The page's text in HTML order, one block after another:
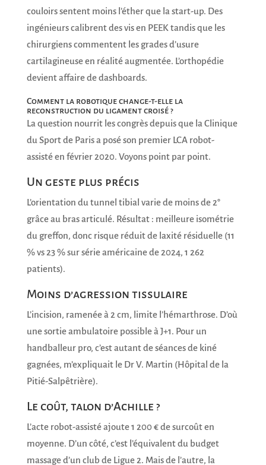
couloirs sentent moins l’éther que la start-up. Des
ingénieurs calibrent des vis en PEEK tandis que les
chirurgiens commentent les grades d’usure
cartilagineuse en réalité augmentée. L’orthopédie
devient affaire de dashboards.
Comment la robotique change-t-elle la
reconstruction du ligament croisé ?
La question nourrit les congrès depuis que la Clinique
du Sport de Paris a posé son premier LCA robot-
assisté en février 2020. Voyons point par point.
Un geste plus précis
L’orientation du tunnel tibial varie de moins de 2°
grâce au bras articulé. Résultat : meilleure isométrie
du greffon, donc risque réduit de laxité résiduelle (11
% vs 23 % sur série américaine de 2024, 1 262
patients).
Moins d’agression tissulaire
L’incision, ramenée à 2 cm, limite l’hémarthrose. D’où
une sortie ambulatoire possible à J+1. Pour un
handballeur pro, c’est autant de séances de kiné
gagnées, m’expliquait le Dr V. Martin (Hôpital de la
Pitié-Salpêtrière).
Le coût, talon d’Achille ?
L’acte robot-assisté ajoute 1 200 € de surcoût en
moyenne. D’un côté, c’est l’équivalent du budget
massage d’un club de Ligue 2. Mais de l’autre, la